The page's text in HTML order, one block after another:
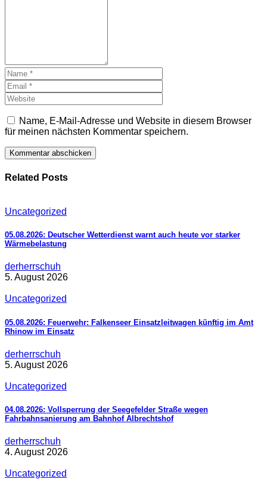
Name, E-Mail-Adresse und Website in diesem Browser
für meinen nächsten Kommentar speichern.
Related Posts
Uncategorized
05.08.2026: Deutscher Wetterdienst warnt auch heute vor starker
Wärmebelastung
derherrschuh
5. August 2026
Uncategorized
05.08.2026: Feuerwehr: Falkenseer Einsatzleitwagen künftig im Amt
Rhinow im Einsatz
derherrschuh
5. August 2026
Uncategorized
04.08.2026: Vollsperrung der Seegefelder Straße wegen
Fahrbahnsanierung am Bahnhof Albrechtshof
derherrschuh
4. August 2026
Uncategorized